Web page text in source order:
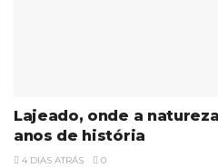
Lajeado, onde a
anos de história
4 DIAS ATRÁS 0